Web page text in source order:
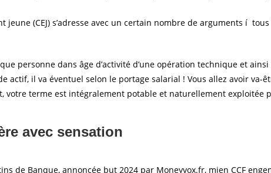
jeune (CEJ) s’adresse avec un certain nombre de arguments í
personne dans âge d’activité d’une opération technique et
actif, il va éventuel selon le portage salarial ! Vous allez avoir va-
votre terme est intégralement potable et naturellement exploitée
avec sensation
de Banque, annoncée but 2024 par Moneyvox.fr, mien CCF